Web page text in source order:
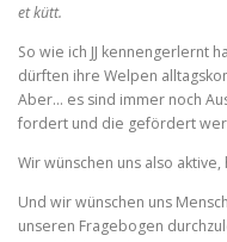
et kütt.
So wie ich JJ kennengerlernt
dürften ihre Welpen
Aber… es sind immer noch
fordert und die gefördert
Wir wünschen uns also
Und wir wünschen uns
unseren Fragebogen